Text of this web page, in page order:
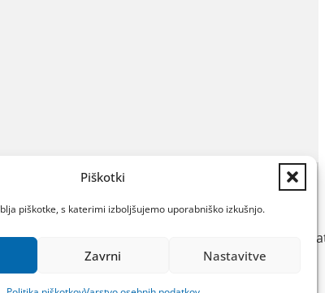
Piškotki
piškotke, s katerimi izboljšujemo uporabniško izkušnjo.
Zavrni Nastavitve
Varstvo osebnih
Politika piškotkov